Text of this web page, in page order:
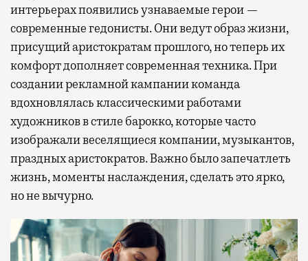
интерьерах появились узнаваемые герои —
современные гедонисты. Они ведут образ жизни,
присущий аристократам прошлого, но теперь их
комфорт дополняет современная техника. При
создании рекламной кампании команда
вдохновлялась классическими работами
художников в стиле барокко, которые часто
изображали веселящиеся компании, музыкантов,
праздных аристократов. Важно было запечатлеть
жизнь, моменты наслаждения, сделать это ярко,
но не вычурно.